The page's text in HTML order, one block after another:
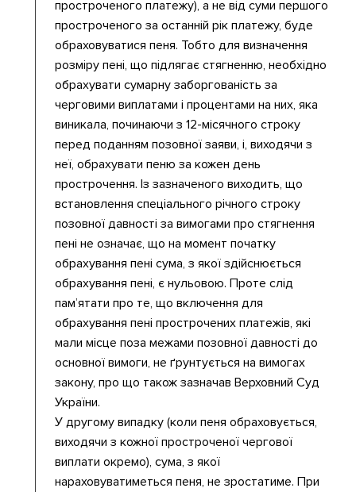
простроченого платежу), а не від суми першого
простроченого за останній рік платежу, буде
обраховуватися пеня. Тобто для визначення
розміру пені, що підлягає стягненню, необхідно
обрахувати сумарну заборгованість за
черговими виплатами і процентами на них, яка
виникала, починаючи з 12-місячного строку
перед поданням позовної заяви, і, виходячи з
неї, обрахувати пеню за кожен день
прострочення. Із зазначеного виходить, що
встановлення спеціального річного строку
позовної давності за вимогами про стягнення
пені не означає, що на момент початку
обрахування пені сума, з якої здійснюється
обрахування пені, є нульовою. Проте слід
пам’ятати про те, що включення для
обрахування пені прострочених платежів, які
мали місце поза межами позовної давності до
основної вимоги, не ґрунтується на вимогах
закону, про що також зазначав Верховний Суд
України.
У другому випадку (коли пеня обраховується,
виходячи з кожної простроченої чергової
виплати окремо), сума, з якої
нараховуватиметься пеня, не зростатиме. При